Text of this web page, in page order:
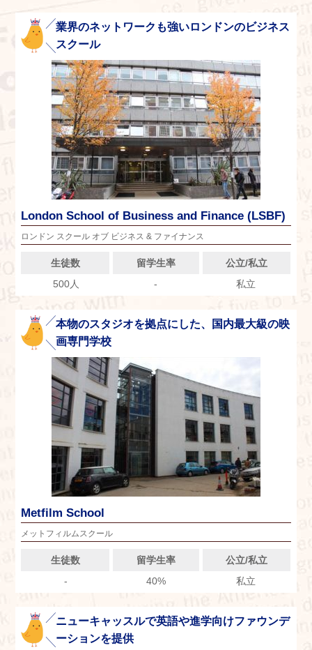
業界のネットワークも強いロンドンのビジネス
スクール
London School of Business and Finance (LSBF)
ロンドン スクール オブ ビジネス & ファイナンス
生徒数 留学生率
公立/私立
500人
- 私立
本物のスタジオを拠点にした、国内最大級の映
画専門学校
Metfilm School
メットフィルムスクール
生徒数 留学生率
公立/私立
-
40% 私立
ニューキャッスルで英語や進学向けファウンデ
ーションを提供